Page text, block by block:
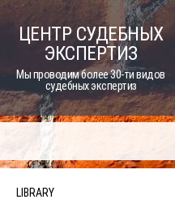
Skip
ЦЕНТР СУДЕБНЫХ
ЭКСПЕРТИЗ
Мы проводим более 30-ти видов
судебных экспертиз
LIBRARY